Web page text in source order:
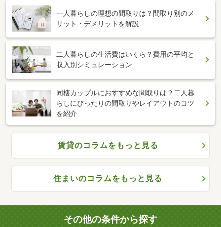
一人暮らしの理想の間取りは？間取り別のメ
リット・デメリットを解説
二人暮らしの生活費はいくら？費用の平均と
収入別シミュレーション
同棲カップルにおすすめな間取りは？二人暮
らしにぴったりの間取りやレイアウトのコツ
を紹介
賃貸のコラムをもっと見る
住まいのコラムをもっと見る
その他の条件から探す